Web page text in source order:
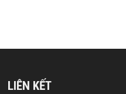
LIÊN KẾT